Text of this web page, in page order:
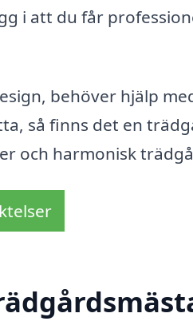
i att du får
behöver hjälp
så finns det en
och harmonisk